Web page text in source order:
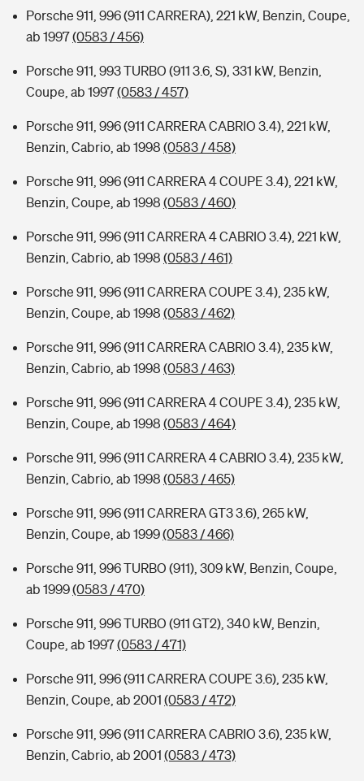
Porsche 911, 996 (911 CARRERA), 221 kW, Benzin, Coupe,
ab 1997(0583 / 456)
Porsche 911, 993 TURBO (911 3.6, S), 331 kW, Benzin,
Coupe, ab 1997(0583 / 457)
Porsche 911, 996 (911 CARRERA CABRIO 3.4), 221 kW,
Benzin, Cabrio, ab 1998 (0583 / 458)
Porsche 911, 996 (911 CARRERA 4 COUPE 3.4), 221 kW,
Benzin, Coupe, ab 1998 (0583 / 460)
Porsche 911, 996 (911 CARRERA 4 CABRIO 3.4), 221 kW,
Benzin, Cabrio, ab 1998 (0583 / 461)
Porsche 911, 996 (911 CARRERA COUPE 3.4), 235 kW,
Benzin, Coupe, ab 1998 (0583 / 462)
Porsche 911, 996 (911 CARRERA CABRIO 3.4), 235 kW,
Benzin, Cabrio, ab 1998 (0583 / 463)
Porsche 911, 996 (911 CARRERA 4 COUPE 3.4), 235 kW,
Benzin, Coupe, ab 1998 (0583 / 464)
Porsche 911, 996 (911 CARRERA 4 CABRIO 3.4), 235 kW,
Benzin, Cabrio, ab 1998 (0583 / 465)
Porsche 911, 996 (911 CARRERA GT3 3.6), 265 kW,
Benzin, Coupe, ab 1999(0583 / 466)
Porsche 911, 996 TURBO (911), 309 kW, Benzin, Coupe,
ab 1999(0583 / 470)
Porsche 911, 996 TURBO (911 GT2), 340 kW, Benzin,
Coupe, ab 1997(0583 / 471)
Porsche 911, 996 (911 CARRERA COUPE 3.6), 235 kW,
Benzin, Coupe, ab 2001 (0583 / 472)
Porsche 911, 996 (911 CARRERA CABRIO 3.6), 235 kW,
Benzin, Cabrio, ab 2001 (0583 / 473)